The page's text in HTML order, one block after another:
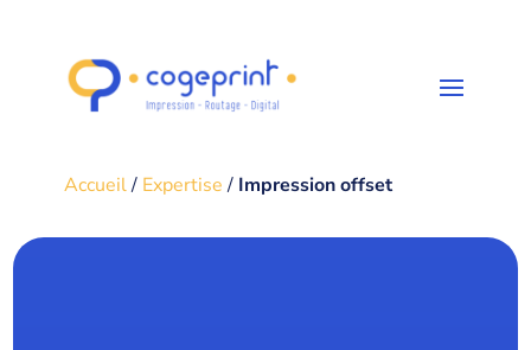
Accueil/ Expertise/ Impression offset